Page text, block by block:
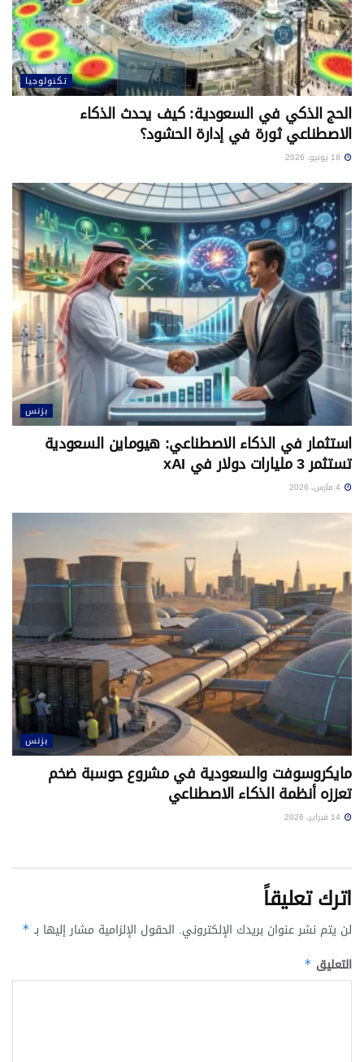
تكنولوجيا
الحج الذكي في السعودية: كيف يحدث الذكاء
الاصطناعي ثورة في إدارة الحشود؟
بزنس
استثمار في الذكاء الاصطناعي: هيوماين السعودية
تستثمر 3 مليارات دولار في xAI
بزنس
مايكروسوفت والسعودية في مشروع حوسبة ضخم
تعززه أنظمة الذكاء الاصطناعي
اترك تعليقاً
لن يتم نشر عنوان بريدك الإلكتروني. الحقول الإلزامية مشار إليها بـ *
التعليق *